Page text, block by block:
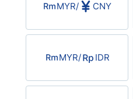
USD/CAD
MYR/ CNY
MYR/ IDR